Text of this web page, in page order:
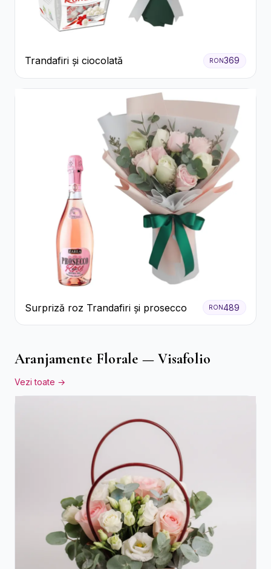
Trandafiri și ciocolată RON369
Surpriză roz Trandafiri și prosecco RON489
Aranjamente Florale — Visafolio
Vezi toate →